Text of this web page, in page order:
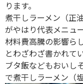
ります。
煮干しラーメン（正
がやはり代表メニュ
材料費高騰の影響ら
とわざわざ書かれて
ブタ飯などもおいし
で煮干しラーメン（